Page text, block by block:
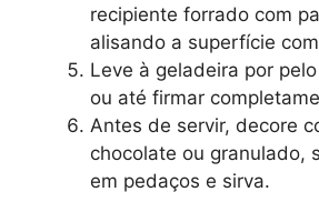
recipiente forrado com
alisando a superfície
Leve à geladeira por
ou até firmar
Antes de servir, decore
chocolate ou granulado,
em pedaços e sirva.